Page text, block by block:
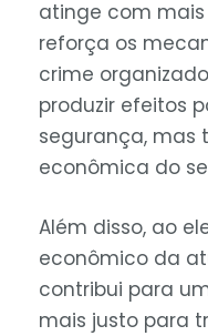
atinge com
reforça os
crime
produzir efeitos
segurança, mas
econômica do
Além disso, ao
econômico da
contribui para
mais justo para